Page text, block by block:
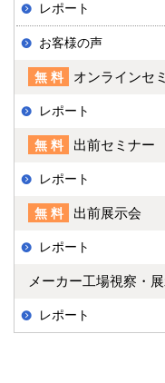
レポート
お客様の声
無料 オンラインセ
レポート
無料 出前セミナー
レポート
無料 出前展示会
レポート
メーカー工場視察・
レポート